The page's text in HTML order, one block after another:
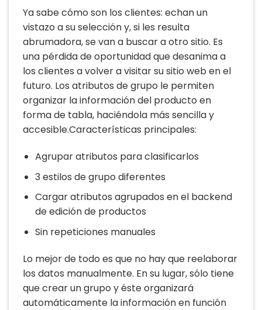
Ya sabe cómo son los clientes: echan un
vistazo a su selección y, si les resulta
abrumadora, se van a buscar a otro sitio. Es
una pérdida de oportunidad que desanima a
los clientes a volver a visitar su sitio web en el
futuro. Los atributos de grupo le permiten
organizar la información del producto en
forma de tabla, haciéndola más sencilla y
accesible.Características principales:
Agrupar atributos para clasificarlos
3 estilos de grupo diferentes
Cargar atributos agrupados en el backend
de edición de productos
Sin repeticiones manuales
Lo mejor de todo es que no hay que reelaborar
los datos manualmente. En su lugar, sólo tiene
que crear un grupo y éste organizará
automáticamente la información en función